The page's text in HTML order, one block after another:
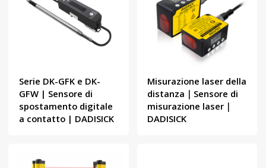
Serie DK-GFK e DK-
GFW | Sensore di
spostamento digitale
a contatto | DADISICK
Misurazione laser della
distanza｜Sensore di
misurazione laser｜
DADISICK